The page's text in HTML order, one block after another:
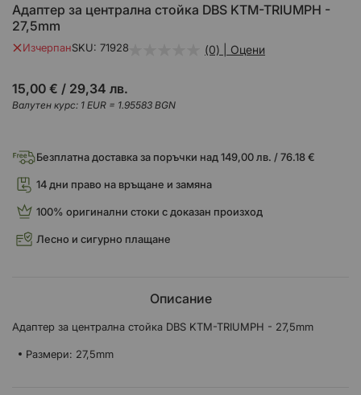
на
галерия
със
снимки
Адаптер за централна стойка DBS KTM-TRIUMPH -
27,5mm
ИзчерпанSKU 71928 (0) | Оцени
15,00 € / 29,34 лв.
Валутен курс: 1 EUR = 1.95583 BGN
Безплатна доставка за поръчки над 149,00 лв. / 76.18 €
14 дни право на връщане и замяна
100% оригинални стоки с доказан произход
Лесно и сигурно плащане
Описание
Адаптер за централна стойка DBS KTM-TRIUMPH - 27,5mm
Размери: 27,5mm